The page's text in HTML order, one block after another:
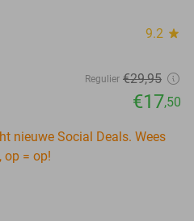
9.2 star
Regulier €29,95
€17,50
nieuwe Social Deals. Wees
op = op!